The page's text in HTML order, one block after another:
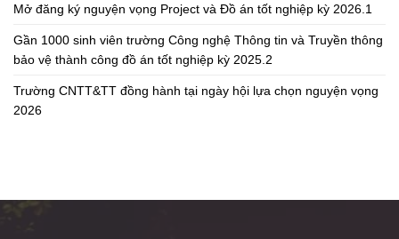
Mở đăng ký nguyện vọng Project và Đồ án tốt nghiệp kỳ 2026.1
Gần 1000 sinh viên trường Công nghệ Thông tin và Truyền thông
bảo vệ thành công đồ án tốt nghiệp kỳ 2025.2
Trường CNTT&TT đồng hành tại ngày hội lựa chọn nguyện vọng
2026